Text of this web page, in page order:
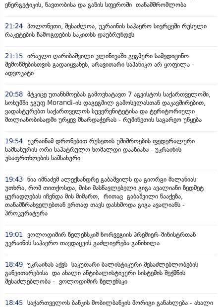
ენერგეტიკის, ნავთობისა და გაზის სფეროში თანამშრომლობა
21:24 პოლონეთი, შესაძლოა, უკრაინის საჰაერო სივრცეში რუსული
რაკეტების ჩამოგდების საკითხს დაუბრუნდეს
21:15 ირაკლი ღარიბაშვილი კლინიკაში გეგმური სამედიცინო
შემოწმებისთვის გადაიყვანეს, არავითარი საპანიკო არ ყოფილა -
ადვოკატი
20:58 მტკიცე უთანხმოებას გამოვხატავთ 7 აგვისტოს საქართველოში,
სოხუმში ჯგუფ Morandi-ის დაგეგმილ გამოსვლასთან დაკავშირებით,
ვადასტურებთ საქართველოს სუვერენიტეტისა და ტერიტორიული
მთლიანობისადმი ურყევ მხარდაჭერას - რუმინეთის საგარეო უწყება
19:54 უკრაინამ დრონებით რუსეთის უშიშროების ფედერალური
სამსახურის ორი საპატრულო ხომალდი დააზიანა - უკრაინის
უსაფრთხოების სამსახური
19:43 ნია იმნაძემ ალექსანდრე გაბაშვილს და გიორგი მალანიას
უთხრა, რომ თითქოსდა, მისი მასწავლებელი გიგა ავალიანი ზედმეტ
ყურადღებას იჩენდა მის მიმართ, რითაც გაბაშვილი წააქეზა,
თანამზრახველებთან ერთად თავს დასხმოდა გიგა ავალიანს -
პროკურატურა
19:01 ვოლოდიმირ ზელენსკიმ ნორვეგიის პრემიერ-მინისტრთან
უკრაინის საჰაერო თავდაცვის გაძლიერება განიხილა
18:49 უკრაინას აქვს საკუთარი ბალისტიკური შესაძლებლობების
განვითარებისა და ახალი ანტიბალისტიკური სისტემის შექმნის
შესაძლებლობა - ვოლოდიმირ ზელენსკი
18:45 საქართველოს ბანკის მობილბანკის მორიგი განახლება - ახალი